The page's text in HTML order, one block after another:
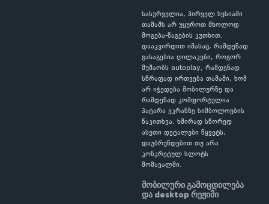
სასურველია, პირველ სესიაში
თამაშს არ უყუროთ მხოლოდ
მოგება-წაგების კუთხით.
დააკვირდით იმასაც, რამდენად
გასაგებია ღილაკები, როგორ
მუშაობს autoplay, რამდენად
სწრაფად ირთვება თამაში, ხომ
არ იჭედება მობილურზე და
რამდენად კომფორტულია
პატარა ეკრანზე სიმბოლოების
წაკითხვა. ხშირად სწორედ
ასეთი დეტალები წყვეტს,
დაუბრუნდებით თუ არა
კონკრეტულ სლოტს
მომავალში.
მობილური გამოცდილება
და desktop რეჟიმი